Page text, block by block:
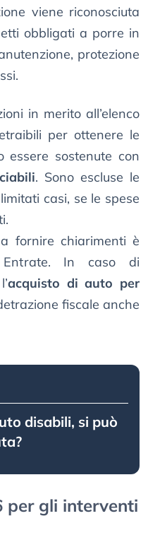
viene riconosciuta
obbligati a porre in
protezione
in merito all’elenco
per ottenere le
essere sostenute con
. Sono escluse le
casi, se le spese
fornire chiarimenti è
Entrate. In caso di
acquisto di auto per
fiscale anche
disabili, si può
per gli interventi